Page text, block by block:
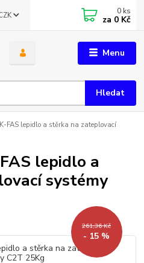
Menu
Hledat
0 ks
za 0 Kč
FAS lepidlo a stěrka na zateplovací
lepidlo a
systémy
261,36 Kč
- 15 %